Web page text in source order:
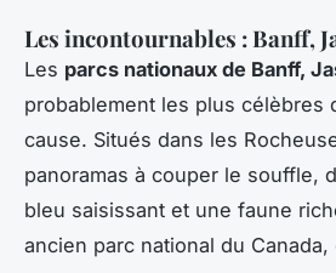
Les incontournables : Banff,
Les parcs nationaux de Banff,
probablement les plus célèbres
cause. Situés dans les
panoramas à couper le souffle,
bleu saisissant et une faune
ancien parc national du